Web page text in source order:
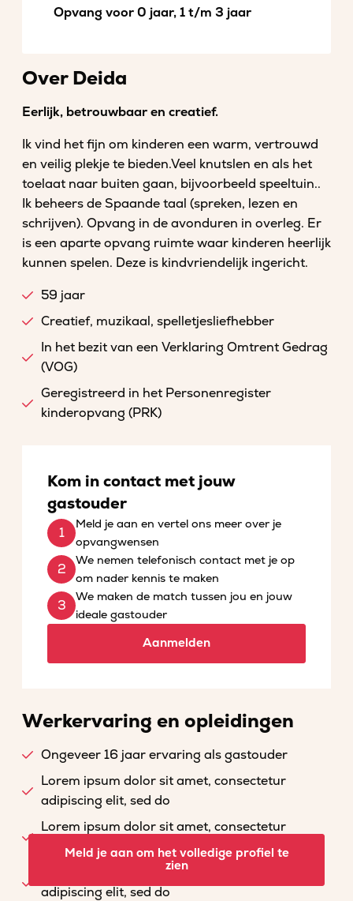
Opvang voor 0 jaar, 1 t/m 3 jaar
Over Deida
Eerlijk, betrouwbaar en creatief.
Ik vind het fijn om kinderen een warm, vertrouwd
en veilig plekje te bieden.Veel knutslen en als het
toelaat naar buiten gaan, bijvoorbeeld speeltuin..
Ik beheers de Spaande taal (spreken, lezen en
schrijven). Opvang in de avonduren in overleg. Er
is een aparte opvang ruimte waar kinderen heerlijk
kunnen spelen. Deze is kindvriendelijk ingericht.
59 jaar
Creatief, muzikaal, spelletjesliefhebber
In het bezit van een Verklaring Omtrent Gedrag
(VOG)
Geregistreerd in het Personenregister
kinderopvang (PRK)
Kom in contact met jouw
gastouder
Meld je aan en vertel ons meer over je
opvangwensen
We nemen telefonisch contact met je op
om nader kennis te maken
We maken de match tussen jou en jouw
ideale gastouder
Aanmelden
Werkervaring en opleidingen
Ongeveer 16 jaar ervaring als gastouder
Lorem ipsum dolor sit amet, consectetur
adipiscing elit, sed do
Lorem ipsum dolor sit amet, consectetur
adipiscing elit, sed do
Lorem ipsum dolor sit amet, consectetur
adipiscing elit, sed do
Meld je aan om het volledige profiel te
zien